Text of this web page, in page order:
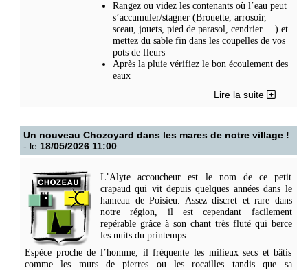
Rangez ou videz les contenants où l’eau peut
s’accumuler/stagner (Brouette, arrosoir,
sceau, jouets, pied de parasol, cendrier …) et
mettez du sable fin dans les coupelles de vos
pots de fleurs
Après la pluie vérifiez le bon écoulement des
eaux
Couvrez les récupérateurs d’eau ou installez
un voile anti-moustique (grille < 1mm)
Attention pensez aussi au trop plein (La
femelle peut remonter un tuyau sur plusieurs
mètres).
Et surtout parlez-en à vos voisins car le moustique tigre est chez
150m.
Pour plus d’informations =>AgirMoustique.fr
Les bracelets, les huiles essentielles, les ultrasons sont inefficaces.
Les spirales et les bougies ont une efficacité modérée et peuvent être
toxique pour l’humain.
Lire la suite
Un nouveau Chozoyard dans les mares de notre village !
- le 18/05/2026 11:00
L’Alyte accoucheur est le nom de ce petit
crapaud qui vit depuis quelques années dans le
hameau de Poisieu. Assez discret et rare dans
notre région, il est cependant facilement
repérable grâce à son chant très fluté qui berce
les nuits du printemps.
Espèce proche de l’homme, il fréquente les milieux secs et bâtis
comme les murs de pierres ou les rocailles tandis que sa